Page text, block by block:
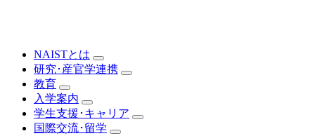
NAISTとは
研究･産官学連携
教育
入学案内
学生支援･キャリア
国際交流･留学